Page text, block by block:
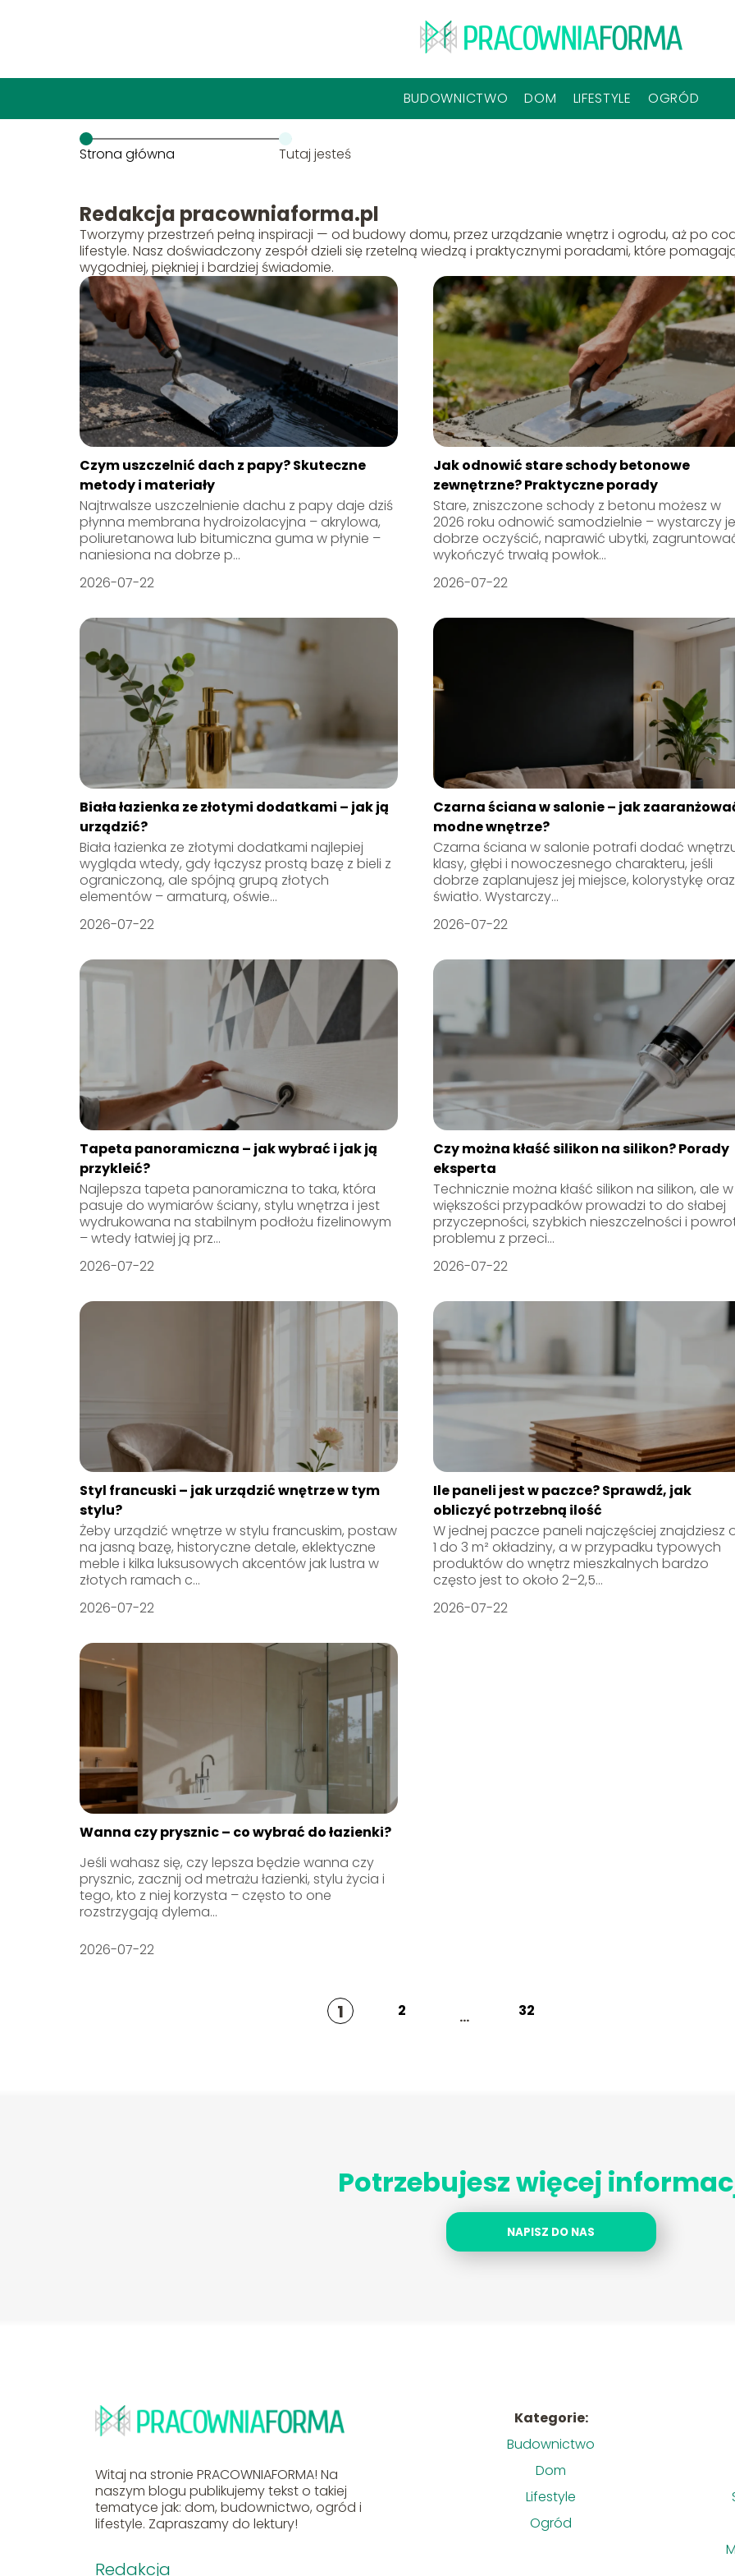
BUDOWNICTWO DOM LIFESTYLE OGRÓD
Strona główna Tutaj jesteś
Redakcja pracowniaforma.pl
Tworzymy przestrzeń pełną inspiracji — od budowy domu, przez urządzanie wnętrz i ogrodu, aż po
lifestyle. Nasz doświadczony zespół dzieli się rzetelną wiedzą i praktycznymi poradami, które
wygodniej, piękniej i bardziej świadomie.
Czym uszczelnić dach z papy? Skuteczne
metody i materiały
Najtrwalsze uszczelnienie dachu z papy daje dziś
płynna membrana hydroizolacyjna – akrylowa,
poliuretanowa lub bitumiczna guma w płynie –
naniesiona na dobrze p...
2026-07-22
Jak odnowić stare schody betonowe
zewnętrzne? Praktyczne porady
Stare, zniszczone schody z betonu możesz w
2026 roku odnowić samodzielnie – wystarczy
dobrze oczyścić, naprawić ubytki,
wykończyć trwałą powłok...
2026-07-22
Biała łazienka ze złotymi dodatkami – jak ją
urządzić?
Biała łazienka ze złotymi dodatkami najlepiej
wygląda wtedy, gdy łączysz prostą bazę z bieli z
ograniczoną, ale spójną grupą złotych
elementów – armaturą, oświe...
2026-07-22
Czarna ściana w salonie – jak
modne wnętrze?
Czarna ściana w salonie potrafi dodać
klasy, głębi i nowoczesnego charakteru, jeśli
dobrze zaplanujesz jej miejsce, kolorystykę oraz
światło. Wystarczy...
2026-07-22
Tapeta panoramiczna – jak wybrać i jak ją
przykleić?
Najlepsza tapeta panoramiczna to taka, która
pasuje do wymiarów ściany, stylu wnętrza i jest
wydrukowana na stabilnym podłożu fizelinowym
– wtedy łatwiej ją prz...
2026-07-22
Czy można kłaść silikon na silikon? Porady
eksperta
Technicznie można kłaść silikon na silikon, ale w
większości przypadków prowadzi to do słabej
przyczepności, szybkich nieszczelności i
problemu z przeci...
2026-07-22
Styl francuski – jak urządzić wnętrze w tym
stylu?
Żeby urządzić wnętrze w stylu francuskim, postaw
na jasną bazę, historyczne detale, eklektyczne
meble i kilka luksusowych akcentów jak lustra w
złotych ramach c...
2026-07-22
Ile paneli jest w paczce? Sprawdź, jak
obliczyć potrzebną ilość
W jednej paczce paneli najczęściej znajdziesz
1 do 3 m² okładziny, a w przypadku typowych
produktów do wnętrz mieszkalnych bardzo
często jest to około 2–2,5...
2026-07-22
Wanna czy prysznic – co wybrać do łazienki?
Jeśli wahasz się, czy lepsza będzie wanna czy
prysznic, zacznij od metrażu łazienki, stylu życia i
tego, kto z niej korzysta – często to one
rozstrzygają dylema...
2026-07-22
1 2 ... 32
Potrzebujesz więcej
NAPISZ DO NAS
Witaj na stronie PRACOWNIAFORMA! Na
naszym blogu publikujemy tekst o takiej
tematyce jak: dom, budownictwo, ogród i
lifestyle. Zapraszamy do lektury!
Redakcja
Kategorie:
Budownictwo
Dom
Lifestyle
Ogród